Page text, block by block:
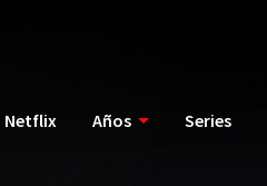
Netflix Años Series